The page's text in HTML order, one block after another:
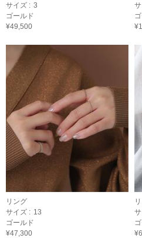
サイズ : 3
ゴールド
¥49,500
リング
サイズ : 13
ゴールド
¥47,300